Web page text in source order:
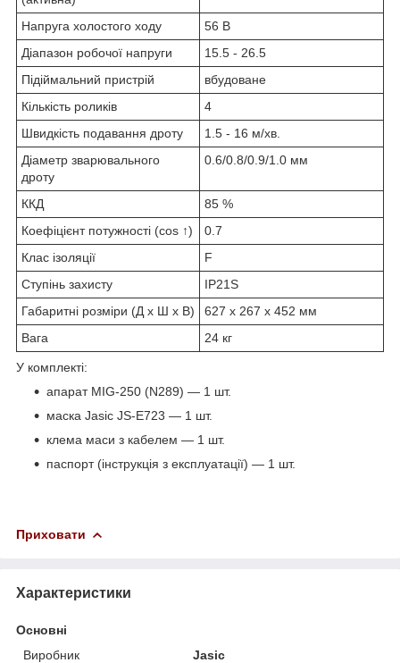
Напруга холостого ходу
56 В
Діапазон робочої напруги
15.5 - 26.5
Підіймальний пристрій
вбудоване
Кількість роликів
4
Швидкість подавання дроту
1.5 - 16 м/хв.
Діаметр зварювального
дроту
0.6/0.8/0.9/1.0 мм
ККД
85 %
Коефіцієнт потужності (cos ↑)
0.7
Клас ізоляції
F
Ступінь захисту
IP21S
Габаритні розміри (Д х Ш х В)
627 x 267 x 452 мм
Вага
24 кг
У комплекті:
апарат MIG-250 (N289) — 1 шт.
маска Jasic JS-E723 — 1 шт.
клема маси з кабелем — 1 шт.
паспорт (інструкція з експлуатації) — 1 шт.
Приховати
Характеристики
Основні
Виробник
Jasic